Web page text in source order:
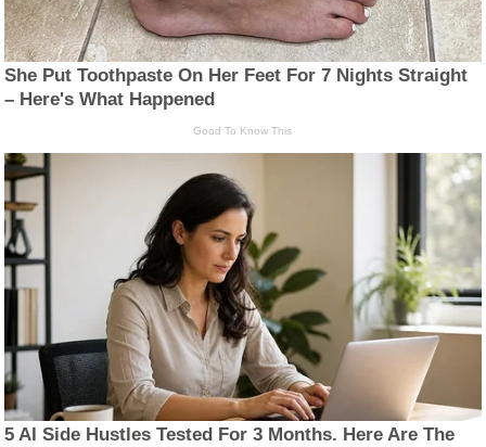
She Put Toothpaste On Her Feet For 7 Nights Straight
– Here's What Happened
Good To Know This
5 AI Side Hustles Tested For 3 Months. Here Are The